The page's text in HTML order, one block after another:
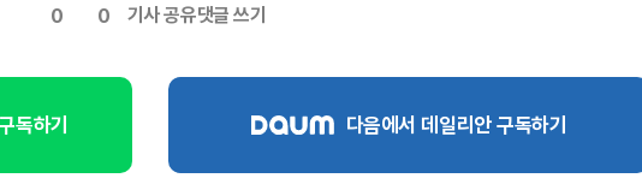
0 0 기사 공유댓글 쓰기
독하기 다음에서 데일리안 구독하기